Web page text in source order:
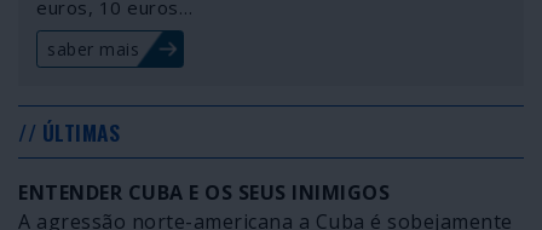
euros, 10 euros…
saber mais
// ÚLTIMAS
ENTENDER CUBA E OS SEUS INIMIGOS
A agressão norte-americana a Cuba é sobejamente